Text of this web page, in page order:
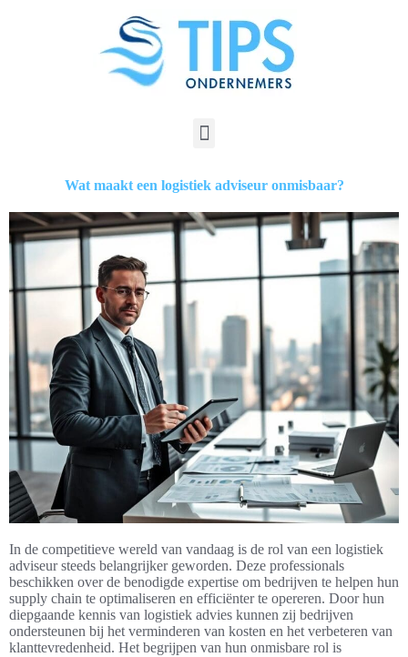
Wat maakt een logistiek adviseur onmisbaar?
In de competitieve wereld van vandaag is de rol van een logistiek
adviseur steeds belangrijker geworden. Deze professionals
beschikken over de benodigde expertise om bedrijven te helpen hun
supply chain te optimaliseren en efficiënter te opereren. Door hun
diepgaande kennis van logistiek advies kunnen zij bedrijven
ondersteunen bij het verminderen van kosten en het verbeteren van
klanttevredenheid. Het begrijpen van hun onmisbare rol is